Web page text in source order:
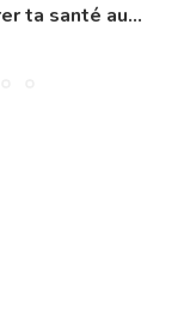
ta santé au...